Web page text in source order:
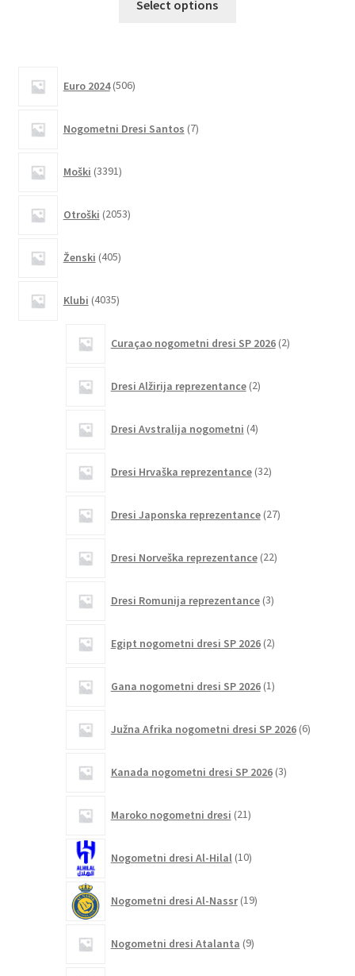
Select options
Euro 2024 506izdelkov
Nogometni Dresi Santos 7izdelkov
Moški 3391izdelkov
Otroški 2053izdelkov
Ženski 405izdelkov
Klubi 4035izdelkov
Curaçao nogometni dresi SP 2026 2izdelka
Dresi Alžirija reprezentance 2izdelka
Dresi Avstralija nogometni 4izdelki
Dresi Hrvaška reprezentance 32izdelkov
Dresi Japonska reprezentance 27izdelkov
Dresi Norveška reprezentance 22izdelkov
Dresi Romunija reprezentance 3izdelki
Egipt nogometni dresi SP 2026 2izdelka
Gana nogometni dresi SP 2026 1izdelek
Južna Afrika nogometni dresi SP 2026 6izdelkov
Kanada nogometni dresi SP 2026 3izdelki
Maroko nogometni dresi 21izdelkov
Nogometni dresi Al-Hilal 10izdelkov
Nogometni dresi Al-Nassr 19izdelkov
Nogometni dresi Atalanta 9izdelkov